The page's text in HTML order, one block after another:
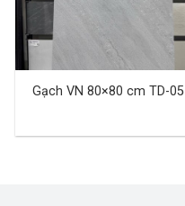
Gạch VN 80×80 cm TD-05